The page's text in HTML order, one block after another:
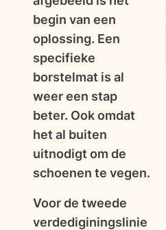
begin van een
oplossing. Een
specifieke
borstelmat is al
weer een stap
beter. Ook omdat
het al buiten
uitnodigt om de
schoenen te vegen.
Voor de tweede
verdediginingslinie